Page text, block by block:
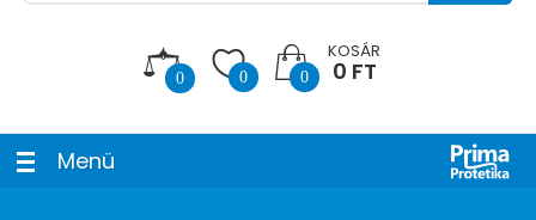
0 0 0
KOSÁR
0 FT
Menü